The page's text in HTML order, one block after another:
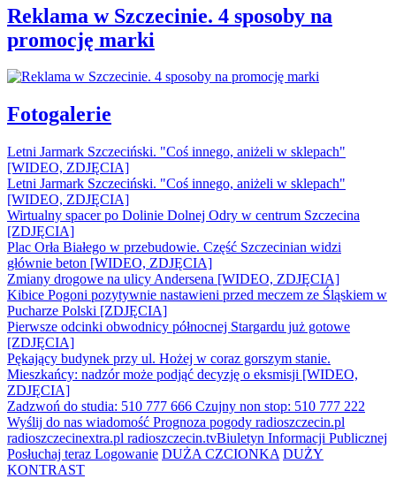
Reklama w Szczecinie. 4 sposoby na
promocję marki
Fotogalerie
Letni Jarmark Szczeciński. "Coś innego, aniżeli w sklepach"
[WIDEO, ZDJĘCIA]
Letni Jarmark Szczeciński. "Coś innego, aniżeli w sklepach"
[WIDEO, ZDJĘCIA]
Wirtualny spacer po Dolinie Dolnej Odry w centrum Szczecina
[ZDJĘCIA]
Plac Orła Białego w przebudowie. Część Szczecinian widzi
głównie beton [WIDEO, ZDJĘCIA]
Zmiany drogowe na ulicy Andersena [WIDEO, ZDJĘCIA]
Kibice Pogoni pozytywnie nastawieni przed meczem ze Śląskiem w
Pucharze Polski [ZDJĘCIA]
Pierwsze odcinki obwodnicy północnej Stargardu już gotowe
[ZDJĘCIA]
Pękający budynek przy ul. Hożej w coraz gorszym stanie.
Mieszkańcy: nadzór może podjąć decyzję o eksmisji [WIDEO,
ZDJĘCIA]
Zadzwoń do studia: 510 777 666 Czujny non stop: 510 777 222
Wyślij do nas wiadomość Prognoza pogody radioszczecin.pl
radioszczecinextra.pl radioszczecin.tvBiuletyn Informacji Publicznej
Posłuchaj teraz Logowanie DUŻA CZCIONKA DUŻY
KONTRAST